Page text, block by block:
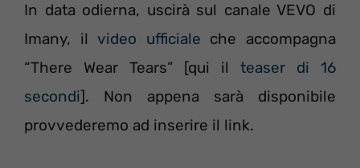
In data odierna, uscirà sul canale VEVO di
Imany, ilvideo ufficiale che accompagna
“There Wear Tears” [qui il teaser di 16
secondi]. Non appena sarà disponibile
provvederemo ad inserire il link.